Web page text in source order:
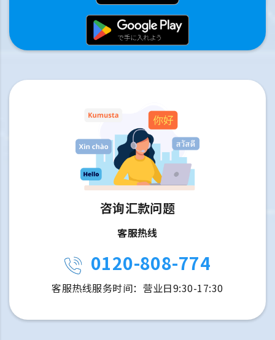
咨询汇款问题
客服热线
0120-808-774
客服热线服务时间：营业日9:30-17:30